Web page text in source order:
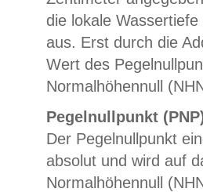
die lokale
aus. Erst durch die
Wert des
Normalhöhennull
Pegelnullpunkt
Der Pegelnullpunkt
absolut und wird auf
Normalhöhennull